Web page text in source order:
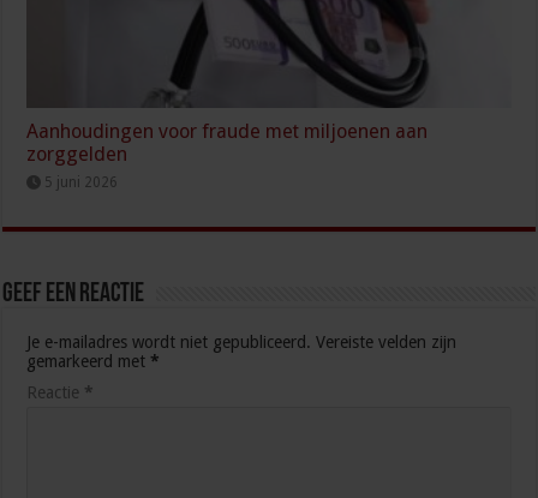
Aanhoudingen voor fraude met miljoenen aan
zorggelden
5 juni 2026
Geef een reactie
Je e-mailadres wordt niet gepubliceerd. Vereiste velden zijn
gemarkeerd met *
Reactie *